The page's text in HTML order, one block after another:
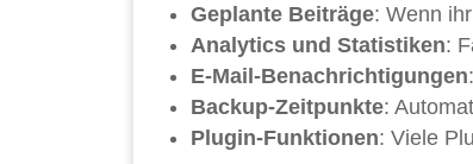
Geplante Beiträge: Wenn
Analytics und Statistiken:
E-Mail-Benachrichtigungen
Backup-Zeitpunkte:
Plugin-Funktionen: Viele